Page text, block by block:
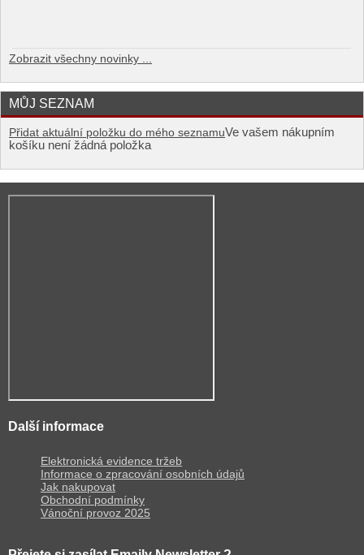
Zobrazit všechny novinky ...
MŮJ SEZNAM
Přidat aktuální položku do mého seznamuVe vašem nákupním
košíku není žádná položka
Další informace
Elektronická evidence tržeb
Informace o zpracování osobních údajů
Jak nakupovat
Obchodní podmínky
Vánoční provoz 2025